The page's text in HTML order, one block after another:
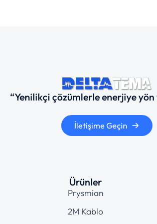
“Yenilikçi çözümlerle enerjiye
İletişime Geçin
Ürünler
Prysmian
2M Kablo